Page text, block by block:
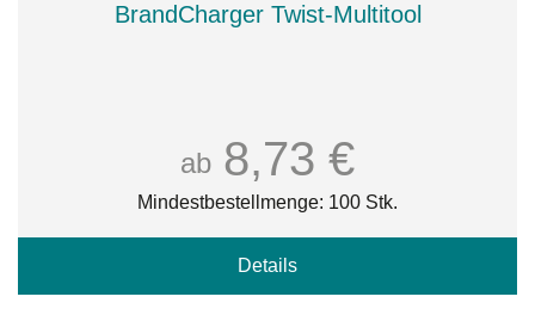
BrandCharger Twist-Multitool
ab 8,73 €
Mindestbestellmenge: 100 Stk.
Details